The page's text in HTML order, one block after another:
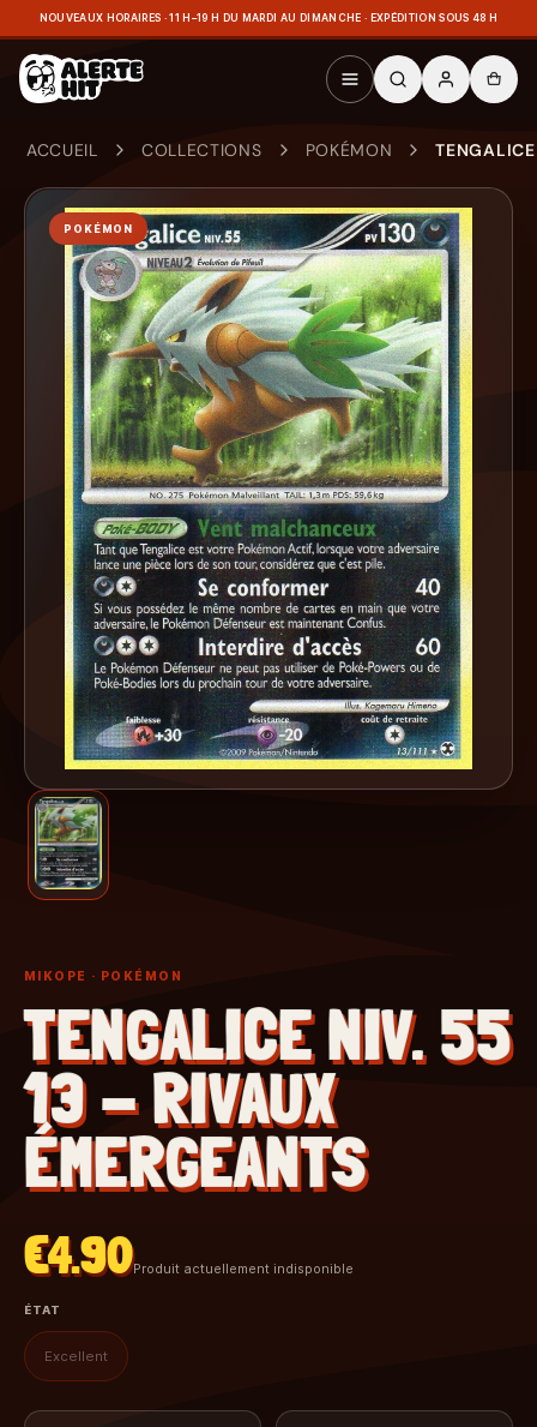
NOUVEAUX HORAIRES · 11 H–19 H DU MARDI AU DIMANCHE · EXPÉDITION SOUS 48 H
ACCUEIL COLLECTIONS POKÉMON
POKÉMON
MIKOPE · POKÉMON
TENGALICE NIV. 55
13 - RIVAUX
ÉMERGEANTS
€4.90Produit actuellement indisponible
ÉTAT
Excellent